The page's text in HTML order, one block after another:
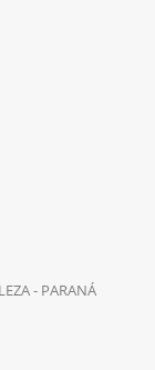
- PARANÁ